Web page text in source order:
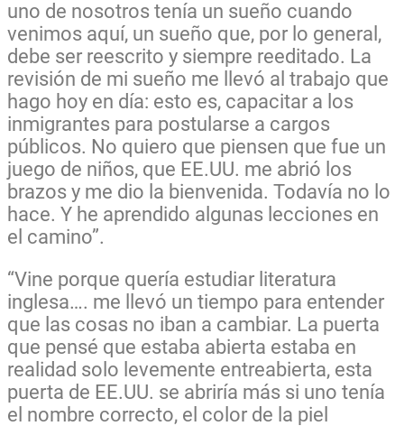
uno de nosotros tenía un sueño cuando
venimos aquí, un sueño que, por lo general,
debe ser reescrito y siempre reeditado. La
revisión de mi sueño me llevó al trabajo que
hago hoy en día: esto es, capacitar a los
inmigrantes para postularse a cargos
públicos. No quiero que piensen que fue un
juego de niños, que EE.UU. me abrió los
brazos y me dio la bienvenida. Todavía no lo
hace. Y he aprendido algunas lecciones en
el camino”.
“Vine porque quería estudiar literatura
inglesa…. me llevó un tiempo para entender
que las cosas no iban a cambiar. La puerta
que pensé que estaba abierta estaba en
realidad solo levemente entreabierta, esta
puerta de EE.UU. se abriría más si uno tenía
el nombre correcto, el color de la piel